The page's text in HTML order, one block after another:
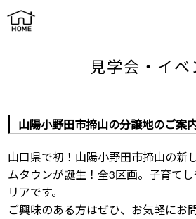
山陽小野田市揥山の分譲地のご案内
見学会・イ
山陽小野田市揥山の分譲地のご案
山口県で初！山陽小野田市揥山の新
ムタウンが誕生！全3区画。子育て
リアです。
ご興味のある方はぜひ、お気軽にお